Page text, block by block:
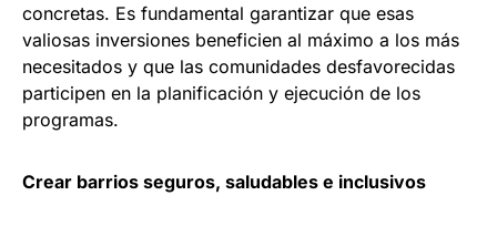
concretas. Es fundamental garantizar que esas
valiosas inversiones beneficien al máximo a los más
necesitados y que las comunidades desfavorecidas
participen en la planificación y ejecución de los
programas.
Crear barrios seguros, saludables e inclusivos